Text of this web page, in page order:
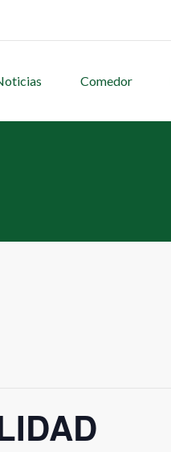
Comedor